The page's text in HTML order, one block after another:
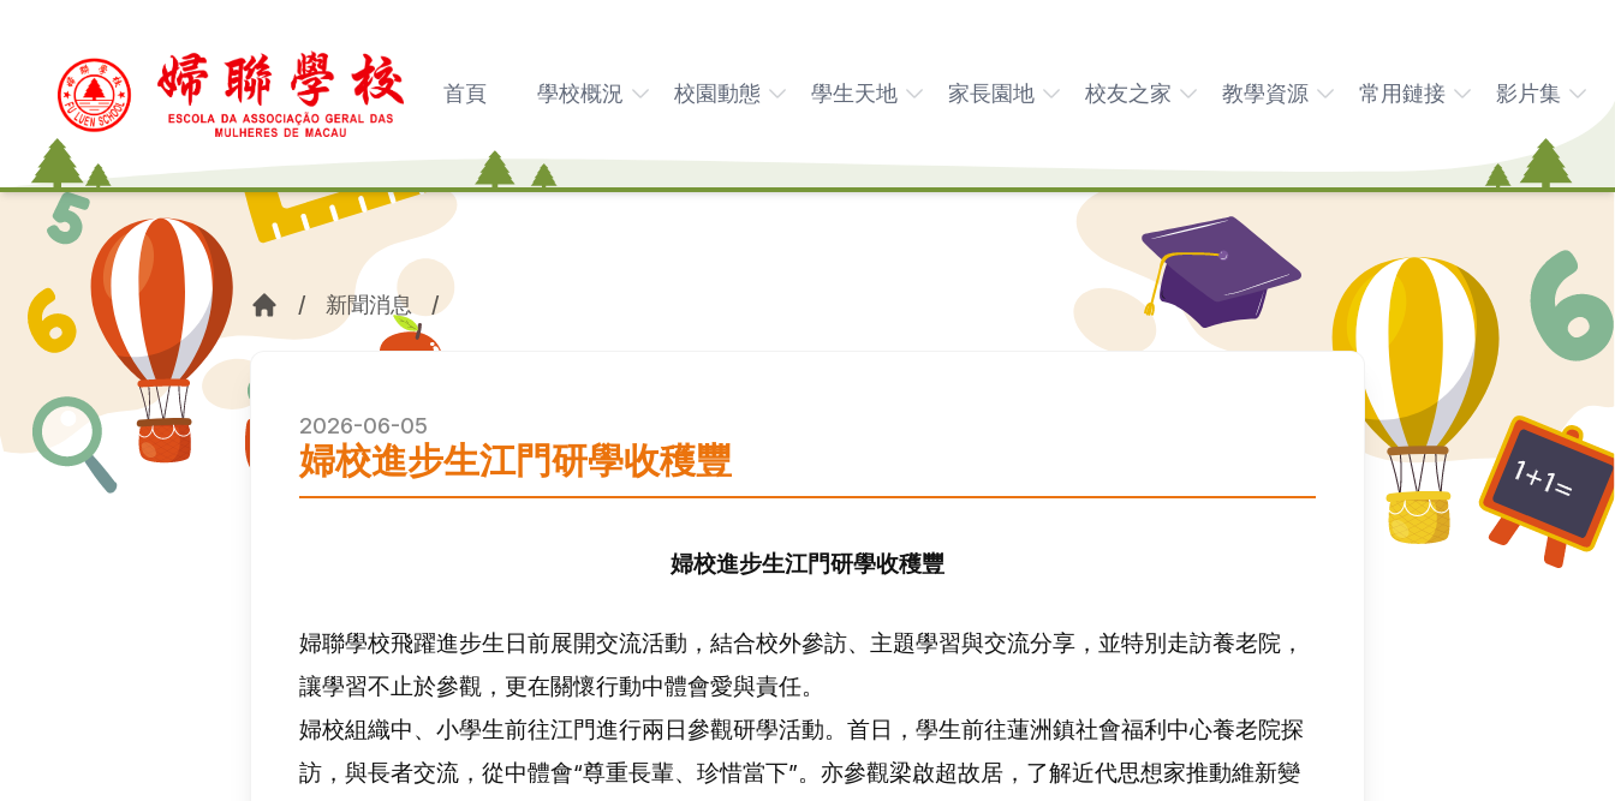
首頁 學校概況 校園動態 學生天地 家長園地 校友之家 教學資源 常用鏈接 影片集
/ 新聞消息 /
2026-06-05
婦校進步生江門研學收穫豐
婦校進步生江門研學收穫豐
婦聯學校飛躍進步生日前展開交流活動，結合校外參訪、主題學習與交流分享，並特別走訪養老院，
讓學習不止於參觀，更在關懷行動中體會愛與責任。
婦校組織中、小學生前往江門進行兩日參觀研學活動。首日，學生前往蓮洲鎮社會福利中心養老院探
訪，與長者交流，從中體會“尊重長輩、珍惜當下”。亦參觀梁啟超故居，了解近代思想家推動維新變